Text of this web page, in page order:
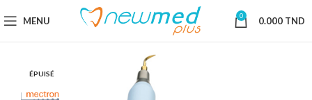
MENU 0 0.000 TND
ÉPUISÉ